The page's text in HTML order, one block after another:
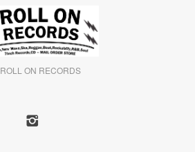
ROLL ON RECORDS